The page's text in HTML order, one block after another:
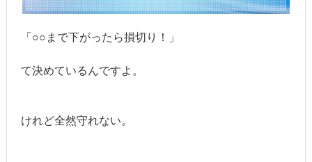
「○○まで下がったら損切り！」
て決めているんですよ。
けれど全然守れない。